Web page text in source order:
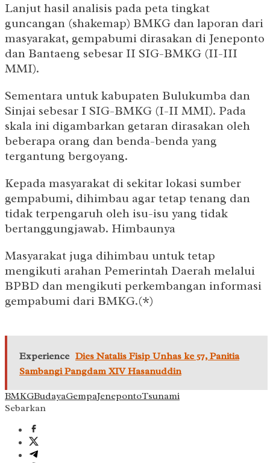
Lanjut hasil analisis pada peta tingkat
guncangan (shakemap) BMKG dan laporan dari
masyarakat, gempabumi dirasakan di Jeneponto
dan Bantaeng sebesar II SIG-BMKG (II-III
MMI).
Sementara untuk kabupaten Bulukumba dan
Sinjai sebesar I SIG-BMKG (I-II MMI). Pada
skala ini digambarkan getaran dirasakan oleh
beberapa orang dan benda-benda yang
tergantung bergoyang.
Kepada masyarakat di sekitar lokasi sumber
gempabumi, dihimbau agar tetap tenang dan
tidak terpengaruh oleh isu-isu yang tidak
bertanggungjawab. Himbaunya
Masyarakat juga dihimbau untuk tetap
mengikuti arahan Pemerintah Daerah melalui
BPBD dan mengikuti perkembangan informasi
gempabumi dari BMKG.(*)
Experience Dies Natalis Fisip Unhas ke 57, Panitia
Sambangi Pangdam XIV Hasanuddin
BMKGBudayaGempaJenepontoTsunami
Sebarkan